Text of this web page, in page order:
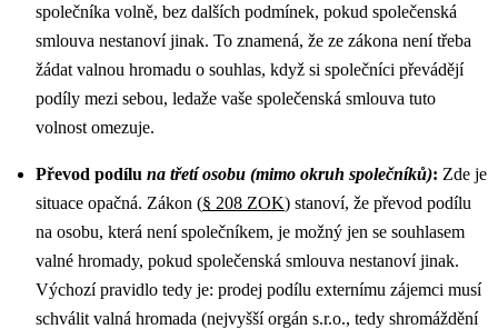
společníka volně, bez dalších podmínek, pokud společenská
smlouva nestanoví jinak. To znamená, že ze zákona není třeba
žádat valnou hromadu o souhlas, když si společníci převádějí
podíly mezi sebou, ledaže vaše společenská smlouva tuto
volnost omezuje.
Převod podílu na třetí osobu (mimo okruh společníků): Zde je
situace opačná. Zákon (§ 208 ZOK) stanoví, že převod podílu
na osobu, která není společníkem, je možný jen se souhlasem
valné hromady, pokud společenská smlouva nestanoví jinak.
Výchozí pravidlo tedy je: prodej podílu externímu zájemci musí
schválit valná hromada (nejvyšší orgán s.r.o., tedy shromáždění